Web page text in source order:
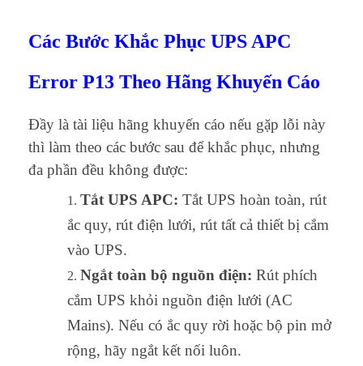
Các Bước Khắc Phục UPS APC
Error P13 Theo Hãng Khuyến Cáo
Đầy là tài liệu hãng khuyến cáo nếu gặp lỗi này
thì làm theo các bước sau để khắc phục, nhưng
đa phần đều không được:
Tắt UPS APC: Tắt UPS hoàn toàn, rút
ắc quy, rút điện lưới, rút tất cả thiết bị cắm
vào UPS.
Ngắt toàn bộ nguồn điện: Rút phích
cắm UPS khỏi nguồn điện lưới (AC
Mains). Nếu có ắc quy rời hoặc bộ pin mở
rộng, hãy ngắt kết nối luôn.